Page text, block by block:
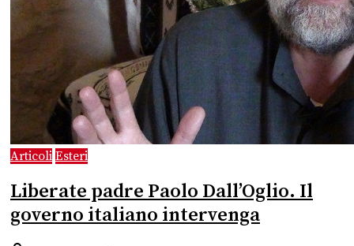
Articoli Esteri
Liberate padre Paolo Dall’Oglio. Il
governo italiano intervenga